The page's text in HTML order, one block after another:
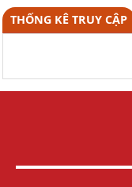
THỐNG KÊ TRUY CẬP